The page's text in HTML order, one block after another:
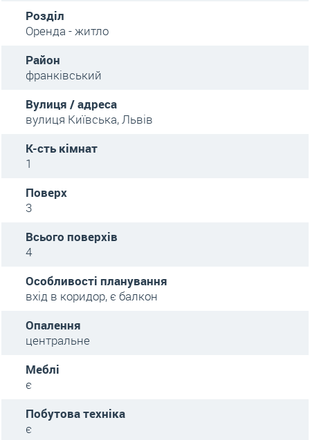
Розділ
Оренда - житло
Район
франківський
Вулиця / адреса
вулиця Київська, Львів
К-сть кімнат
1
Поверх
3
Всього поверхів
4
Особливості планування
вхід в коридор, є балкон
Опалення
центральне
Меблі
є
Побутова техніка
є